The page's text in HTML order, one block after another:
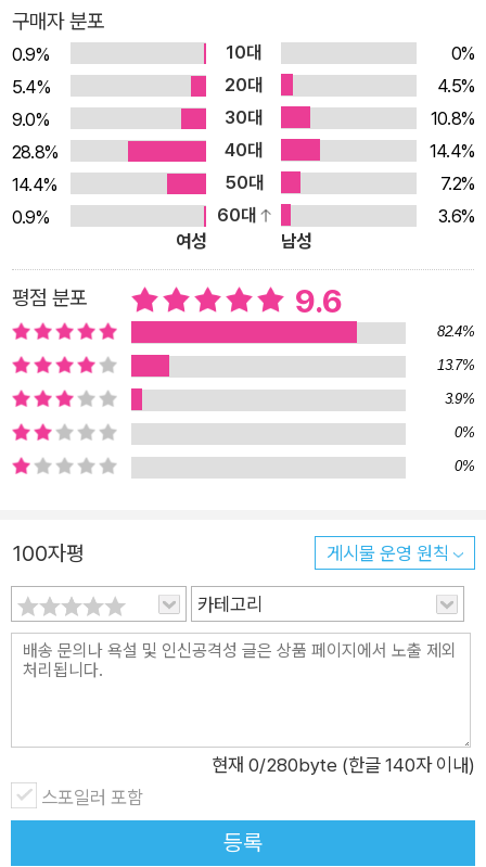
CEF, UNESCO, 외교부, 삼성전자 등 통역사로서 다양한 현장에
서 활약한 저자는 한국인이라면 누구나 쉽게 영어를 배울 수 있다
고 강조한다. 우리는 공교육을 통해 이미 알파벳을 뗐고, 파닉스
에 익숙하고, 간단한 인사말도 가능하고, 어느 정도 수준의 독해
력도 갖추고 있고, 영문법도 아예 모르지 않기 때문이다. 다른 외
국어에 비해 영어는 시간과 수고를 덜 들여도 된다는 장점이 있
다. 1장 ‘영어, 그거 그렇게 하는 거 아닌데’에서는 영어공부에 대
한 오해와 편견, 그리고 영어 초보자를 위한 마인드셋을 이야기한
다. 2장 ‘덕질로 시작하는 영어공부’에서는 가볍게 영어공부를 시
작하는 방법과 책, 영화, SNS를 통해 현지에서 쓰이는 ‘살아 있
는’ 영어를 배우는 방법을 알아본다. 3장 ‘뻔하지만 그래도 시작
이 반이다’에서는 초보자가 간과하기 쉬운 어휘와 표현 등을 배우
고, 누구나 활용 가능한 가성비 좋은 영어공부법을 소개한다. 4장
‘영어 고수로 한 걸음 더 나아가기’에서는 초보와 중수를 가리는
숫자 표현, 중수와 고수를 가리는 의문문 등 좀 더 난도 높은 영어
등 각계각층 영어 고수와의 인터뷰를 통해 ‘영어공부의 왕도’에
대해 알아본다. 영어 성적으로 스트레스를 받는 학생부터 공인시
험 준비로 머리가 아픈 취준생, 실전 비즈니스 영어로 연봉을 올
리고 싶은 직장인까지. 이 책으로 손 놓았던 영어를 다시 시작하
면 누구나 영어울렁증에서 벗어나 외국인 앞에서도 당당하게 말
구매자 분포
0.9% 10대
0%
5.4%
20대
4.5%
9.0%
30대
10.8%
28.8%
40대
14.4%
14.4%
50대
7.2%
0.9%
60대
3.6%
여성
남성
평점 분포 9.6
82.4%
13.7%
3.9%
0%
0%
100자평 게시물 운영 원칙
카테고리
현재 0/280byte (한글 140자 이내)
스포일러 포함
등록